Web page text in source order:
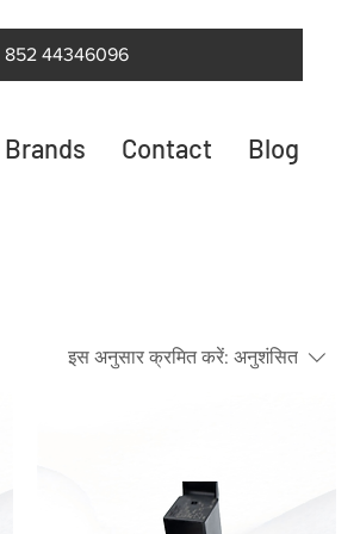
852 44346096
Brands Contact Blog
इस अनुसार क्रमित करें: अनुशंसित